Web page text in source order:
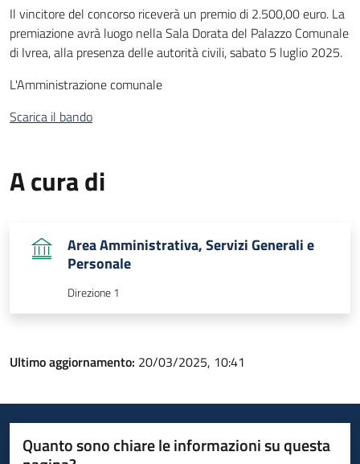
Il vincitore del concorso riceverà un premio di 2.500,00 euro. La
premiazione avrà luogo nella Sala Dorata del Palazzo Comunale
di Ivrea, alla presenza delle autorità civili, sabato 5 luglio 2025.
L'Amministrazione comunale
Scarica il bando
A cura di
Area Amministrativa, Servizi Generali e
Personale
Direzione 1
Ultimo aggiornamento: 20/03/2025, 10:41
Quanto sono chiare le informazioni su questa